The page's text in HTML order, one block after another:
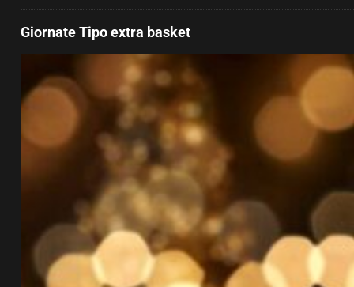
Giornate Tipo extra basket